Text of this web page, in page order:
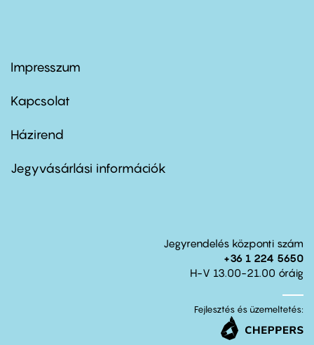
Footer
first
Impresszum
Kapcsolat
Footer
second
Házirend
Jegyvásárlási információk
Jegyrendelés központi szám
+36 1 224 5650
H-V 13.00-21.00 óráig
Fejlesztés és üzemeltetés: